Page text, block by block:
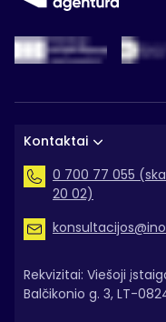
Kontaktai
0 700 77 055
20 02)
Rekvizitai: Viešoji
Balčikonio g. 3, LT-